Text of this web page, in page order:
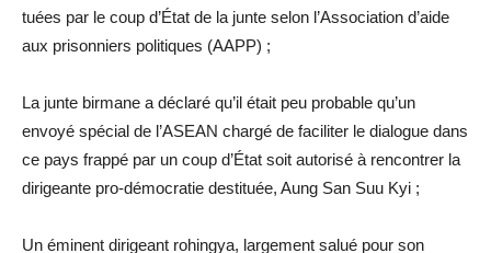
tuées par le coup d’État de la junte selon l’Association d’aide
aux prisonniers politiques (AAPP) ;
La junte birmane a déclaré qu’il était peu probable qu’un
envoyé spécial de l’ASEAN chargé de faciliter le dialogue dans
ce pays frappé par un coup d’État soit autorisé à rencontrer la
dirigeante pro-démocratie destituée, Aung San Suu Kyi ;
Un éminent dirigeant rohingya, largement salué pour son